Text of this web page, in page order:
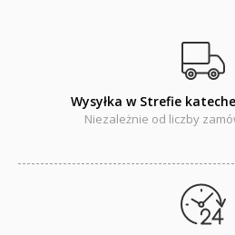
Wysyłka w Strefie
Niezależnie od liczby